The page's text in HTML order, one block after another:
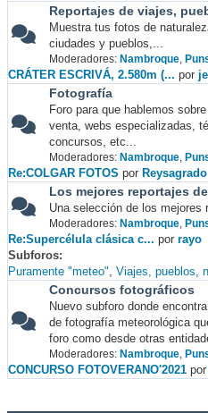
Reportajes de viajes,
Muestra tus fotos de
ciudades y pueblos,...
Moderadores: Nambroque,
CRÁTER ESCRIVÁ, 2.580m (... por
Fotografía
Foro para que hablemos
venta, webs especializadas,
concursos, etc...
Moderadores: Nambroque,
Re:COLGAR FOTOS por Reysagrado
Los mejores reportajes
Una selección de los mejores
Moderadores: Nambroque,
Re:Supercélula clásica c... por rayo
Subforos
Puramente "meteo" Viajes, pueblos,
Concursos fotográficos
Nuevo subforo donde
de fotografía meteorológica
foro como desde otras
Moderadores: Nambroque,
CONCURSO FOTOVERANO'2021 por